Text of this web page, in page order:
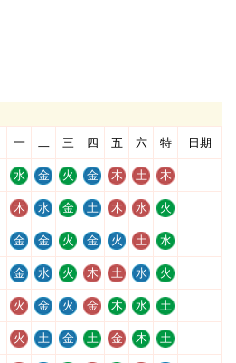
一 二 三 四 五 六 特 日期
水 金 火 金 木 土 木
木 水 金 土 木 水 火
金 金 火 金 火 土 水
金 水 火 木 土 水 火
火 金 火 金 木 水 土
火 土 金 土 金 木 土